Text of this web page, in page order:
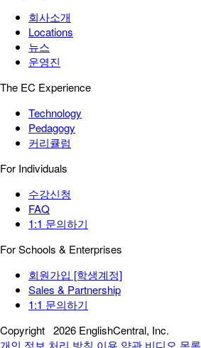
회사소개
Locations
뉴스
운영진
The EC Experience
Technology
Pedagogy
커리큘럼
For Individuals
수강신청
FAQ
1:1 문의하기
For Schools & Enterprises
회원가입 [학생계정]
Sales & Partnership
1:1 문의하기
Copyright 2026 EnglishCentral, Inc.